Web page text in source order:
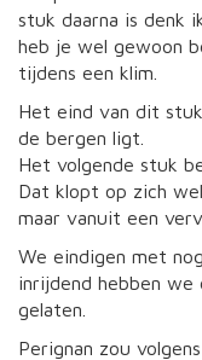
stuk daarna is denk
heb je wel gewoon
tijdens een klim.
Het eind van dit
de bergen ligt.
Het volgende stuk
Dat klopt op zich
maar vanuit een
We eindigen met
inrijdend hebben
gelaten.
Perignan zou